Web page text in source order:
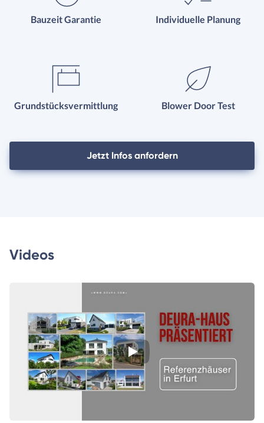
Bauzeit Garantie Individuelle Planung
Grundstücksvermittlung Blower Door Test
Jetzt Infos anfordern
Videos